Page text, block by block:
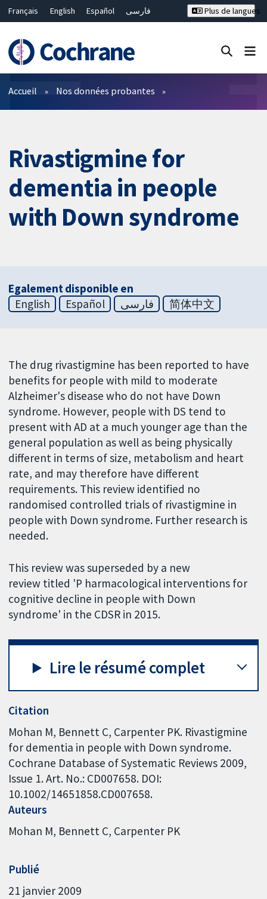
Français English Español
فارسی
Bahasa Malaysia
ไทย
繁體中文
简体中文
Plus de langues
Filtres
Accueil Nos données probantes
Rivastigmine for
dementia in people
with Down syndrome
Egalement disponible en
English
Español فارسی 简体中文
The drug rivastigmine has been reported to have
benefits for people with mild to moderate
Alzheimer's disease who do not have Down
syndrome. However, people with DS tend to
present with AD at a much younger age than the
general population as well as being physically
different in terms of size, metabolism and heart
rate, and may therefore have different
requirements. This review identified no
randomised controlled trials of rivastigmine in
people with Down syndrome. Further research is
needed.
This review was superseded by a new
review titled 'P harmacological interventions for
cognitive decline in people with Down
syndrome' in the CDSR in 2015.
Lire le résumé complet
Citation
Mohan M, Bennett C, Carpenter PK. Rivastigmine
for dementia in people with Down syndrome.
Cochrane Database of Systematic Reviews 2009,
Issue 1. Art. No.: CD007658. DOI:
10.1002/14651858.CD007658.
Auteurs
Mohan M Bennett C Carpenter PK
Publié
21 janvier 2009